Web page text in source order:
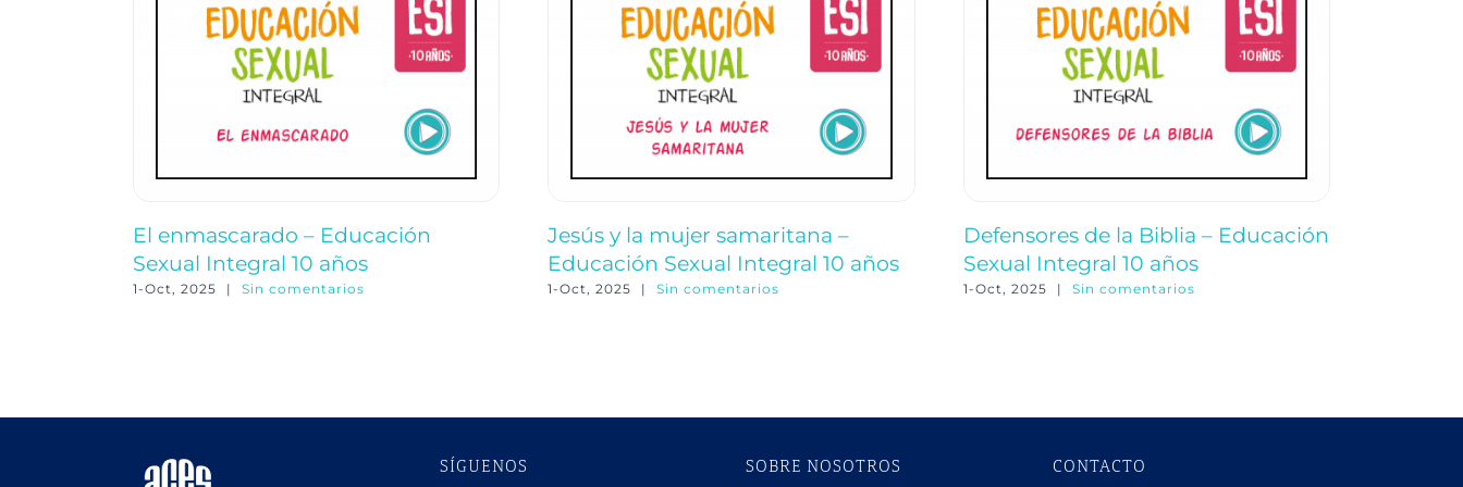
El enmascarado – Educación
Sexual Integral 10 años
1-Oct, 2025 | Sin comentarios
Jesús y la mujer samaritana –
Educación Sexual Integral 10 años
1-Oct, 2025 | Sin comentarios
Defensores de la Biblia – Educación
Sexual Integral 10 años
1-Oct, 2025 | Sin comentarios
SÍGUENOS SOBRE NOSOTROS CONTACTO